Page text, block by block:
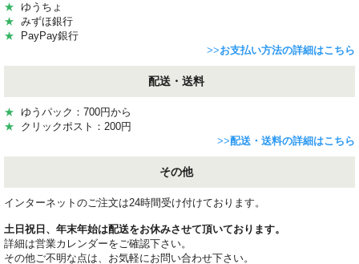
★ ゆうちょ
★ みずほ銀行
★ PayPay銀行
>>お支払い方法の詳細はこちら
配送・送料
★ ゆうパック：700円から
★ クリックポスト：200円
>>配送・送料の詳細はこちら
その他
インターネットのご注文は24時間受け付けております。
土日祝日、年末年始は配送をお休みさせて頂いております。
詳細は営業カレンダーをご確認下さい。
その他ご不明な点は、お気軽にお問い合わせ下さい。